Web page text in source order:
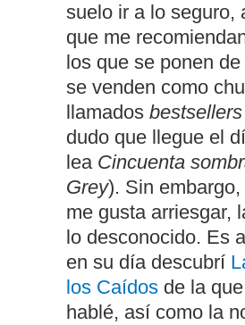
suelo ir a lo seguro,
que me
los que se ponen
se venden como
llamados bestsellers
dudo que llegue el
lea Cincuenta
Grey). Sin
me gusta arriesgar,
lo desconocido. Es
en su día descubrí
los Caídos de la
hablé, así como la